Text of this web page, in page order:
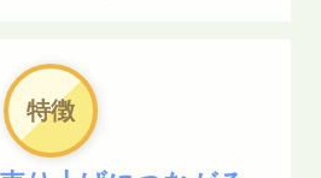
者のスタッフが、貴社のサイトを
特徴